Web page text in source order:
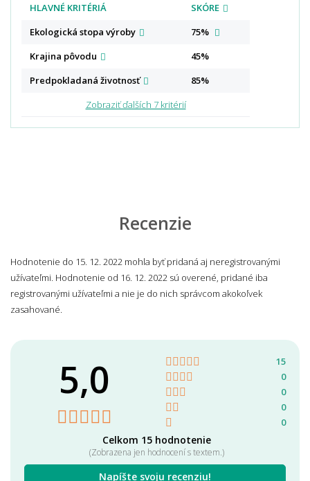
HLAVNÉ KRITÉRIÁ
SKÓRE
Ekologická stopa výroby
75%
Krajina pôvodu
45%
Predpokladaná životnosť
85%
Zobraziť ďalších 7 kritérií
Recenzie
Hodnotenie do 15. 12. 2022 mohla byť pridaná aj neregistrovanými
užívateľmi. Hodnotenie od 16. 12. 2022 sú overené, pridané iba
registrovanými užívateľmi a nie je do nich správcom akokoľvek
zasahované.
5,0
Celkom 15 hodnotenie
(Zobrazena jen hodnocení s textem.)
Napíšte svoju recenziu!
15
0
0
0
0